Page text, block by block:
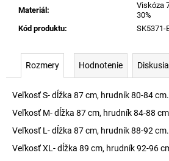
Materiál :
Viskóza
30%
Kód produktu: SK5371-
Rozmery Hodnotenie Diskusia
Veľkosť S- dĺžka 87 cm, hrudník 80-84 cm.
Veľkosť M- dĺžka 87 cm, hrudník 84-88
Veľkosť L- dĺžka 87 cm, hrudník 88-92 cm.
Veľkosť XL- dĺžka 89 cm, hrudník 92-96